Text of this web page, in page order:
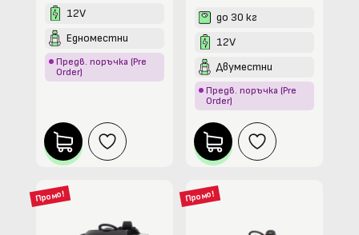
12V
Едноместни
Предв. поръчка (Pre
Order)
до 30 кг
12V
Двуместни
Предв. поръчка (Pre
Order)
Промо! Промо!